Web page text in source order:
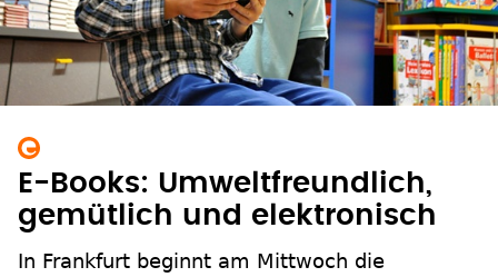
E-Books: Umweltfreundlich,
gemütlich und elektronisch
In Frankfurt beginnt am Mittwoch die